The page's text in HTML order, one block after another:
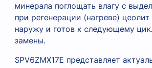
минерала поглощать влагу с
при регенерации (нагреве) цеолит
наружу и готов к следующему
замены.
SPV6ZMX17E представляет